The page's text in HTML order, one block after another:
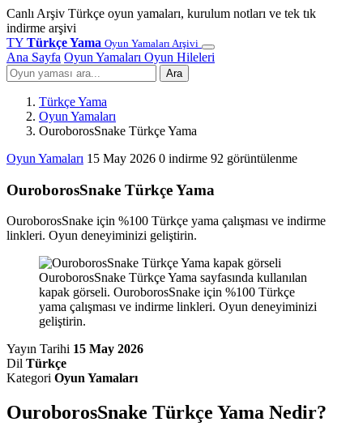
Canlı Arşiv Türkçe oyun yamaları, kurulum notları ve tek tık
indirme arşivi
TY Türkçe Yama Oyun Yamaları Arşivi
Ana Sayfa Oyun Yamaları Oyun Hileleri
Ara
Türkçe Yama
Oyun Yamaları
OuroborosSnake Türkçe Yama
Oyun Yamaları 15 May 2026 0 indirme 92 görüntülenme
OuroborosSnake Türkçe Yama
OuroborosSnake için %100 Türkçe yama çalışması ve indirme
linkleri. Oyun deneyiminizi geliştirin.
OuroborosSnake Türkçe Yama sayfasında kullanılan
kapak görseli. OuroborosSnake için %100 Türkçe
yama çalışması ve indirme linkleri. Oyun deneyiminizi
geliştirin.
Yayın Tarihi 15 May 2026
Dil Türkçe
Kategori Oyun Yamaları
OuroborosSnake Türkçe Yama Nedir?